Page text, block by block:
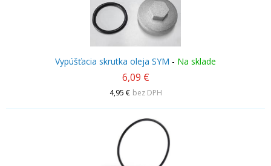
Vypúšťacia skrutka oleja SYM - Na sklade
6,09 €
4,95 € bez DPH